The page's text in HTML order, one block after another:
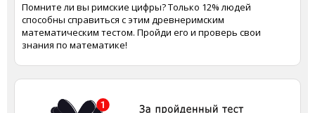
Помните ли вы римские цифры? Только 12% людей
способны справиться с этим древнеримским
математическим тестом. Пройди его и проверь свои
знания по математике!